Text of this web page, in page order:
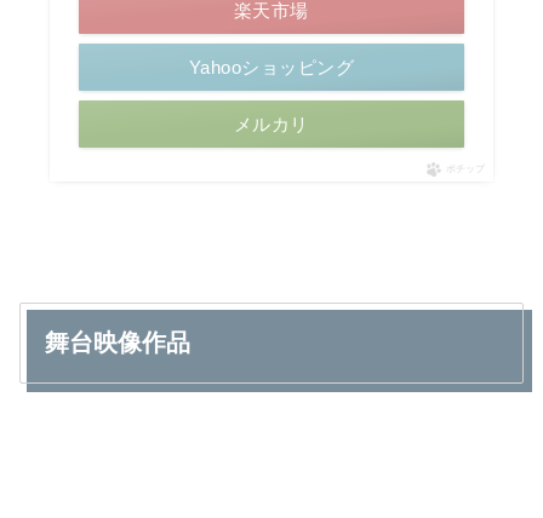
楽天市場
Yahooショッピング
メルカリ
ポチップ
舞台映像作品